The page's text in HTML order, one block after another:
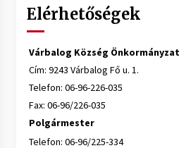
Elérhetőségek
Várbalog Község
Cím: 9243 Várbalog Fő u. 1.
Telefon: 06-96-226-035
Fax: 06-96/226-035
Polgármester
Telefon: 06-96/225-334